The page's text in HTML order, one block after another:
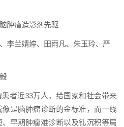
肿瘤造影剂先驱
李兰婧婷、田雨凡、朱玉玲、严
者近33万人，给国家和社会带来
是脑肿瘤诊断的金标准，而一线
早期肿瘤难诊断以及钆沉积等局